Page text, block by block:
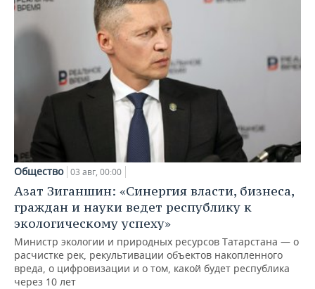
Общество 03 авг, 00:00
Азат Зиганшин: «Синергия власти, бизнеса,
граждан и науки ведет республику к
экологическому успеху»
Министр экологии и природных ресурсов Татарстана — о
расчистке рек, рекультивации объектов накопленного
вреда, о цифровизации и о том, какой будет республика
через 10 лет